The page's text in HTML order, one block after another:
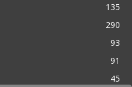
135
290
93
91
45